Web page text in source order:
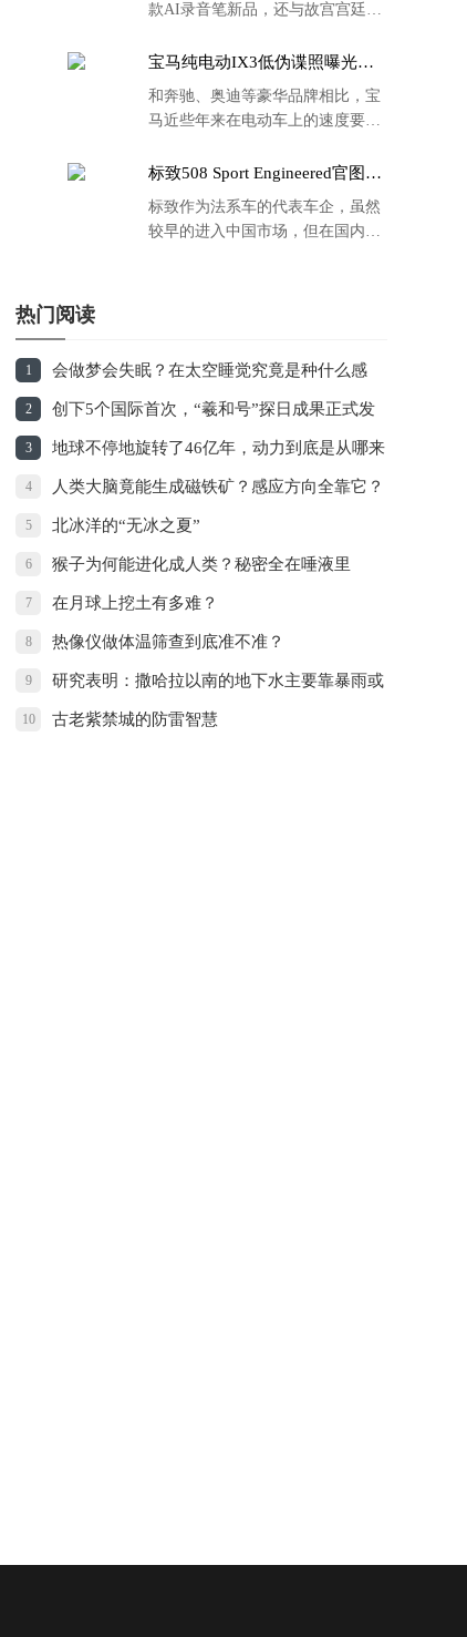
款AI录音笔新品，还与故宫宫廷文
的故宫宫廷联名款。
宝马纯电动IX3低伪谍照曝光：
和奔驰、奥迪等豪华品牌相比，宝
马近些年来在电动车上的速度要慢
标致508 Sport Engineered官图发
标致作为法系车的代表车企，虽然
较早的进入中国市场，但在国内的
热门阅读
1 会做梦会失眠？在太空睡觉究竟是种什么感
觉？
2 创下5个国际首次，“羲和号”探日成果正式发
布
3 地球不停地旋转了46亿年，动力到底是从哪来
的？
4 人类大脑竟能生成磁铁矿？感应方向全靠它？
5 北冰洋的“无冰之夏”
6 猴子为何能进化成人类？秘密全在唾液里
7 在月球上挖土有多难？
8 热像仪做体温筛查到底准不准？
9 研究表明：撒哈拉以南的地下水主要靠暴雨或
洪水补充
10 古老紫禁城的防雷智慧